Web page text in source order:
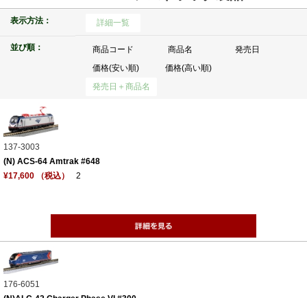
表示方法： 詳細一覧
並び順： 商品コード 商品名
発売日
価格(安い順)
価格(高い順)
発売日＋商品名
137-3003
(N) ACS-64 Amtrak #648
¥17,600 （税込）
2
176-6051